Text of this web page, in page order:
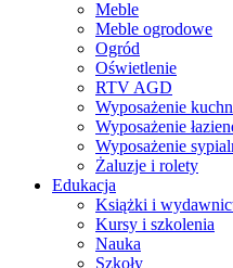
Meble
Meble ogrodowe
Ogród
Oświetlenie
RTV AGD
Wyposażenie
Wyposażenie
Wyposażenie
Żaluzje i rolety
Edukacja
Książki i
Kursy i szkolenia
Nauka
Szkoły